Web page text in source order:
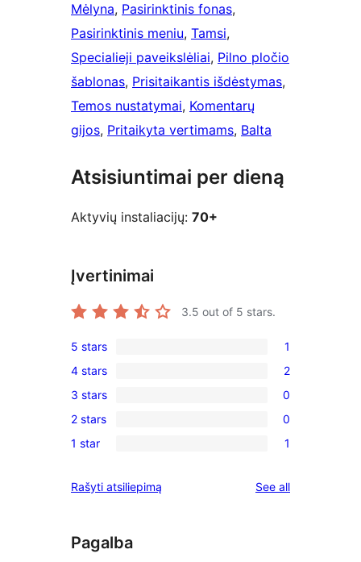
Mėlyna, Pasirinktinis fonas
Pasirinktinis meniu, Tamsi
Specialieji paveikslėliai, Pilno pločio
šablonas, Prisitaikantis išdėstymas
Temos nustatymai, Komentarų
gijos, Pritaikyta vertimams, Balta
Atsisiuntimai per dieną
Aktyvių instaliacijų: 70+
Įvertinimai
3.5 out of 5 stars.
1
5-
star
review
5 stars 1
2
4-
star
reviews
4 stars 2
0
3-
star
3 stars 0
0
2-
reviews
2 stars 0
1
star
1 star 1
Rašyti atsiliepimą See allreviews
Pagalba